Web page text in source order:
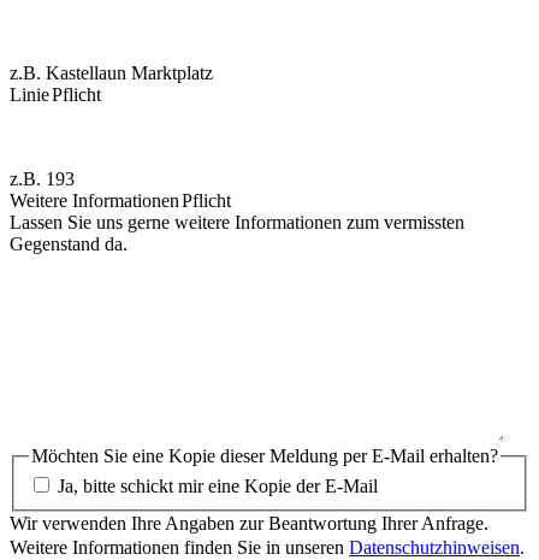
z.B. Kastellaun Marktplatz
LiniePflicht
z.B. 193
Weitere InformationenPflicht
Lassen Sie uns gerne weitere Informationen zum vermissten
Gegenstand da.
Möchten Sie eine Kopie dieser Meldung per E-Mail erhalten?
Ja, bitte schickt mir eine Kopie der E-Mail
Wir verwenden Ihre Angaben zur Beantwortung Ihrer Anfrage.
Weitere Informationen finden Sie in unseren Datenschutzhinweisen.